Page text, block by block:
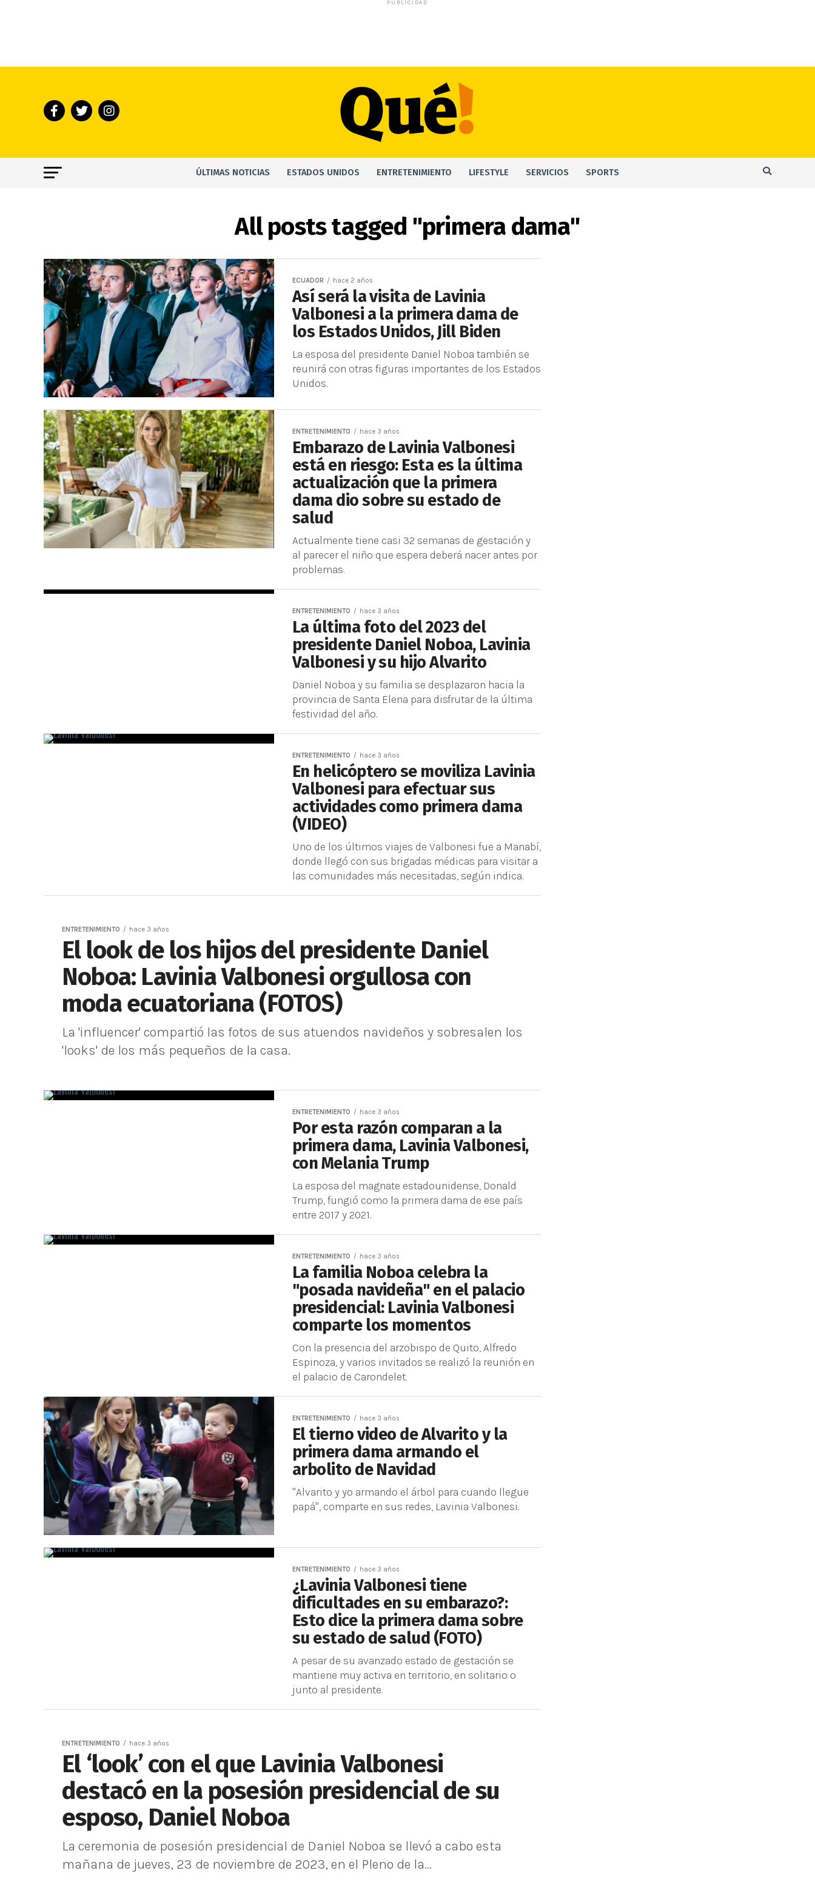
PUBLICIDAD
ÚLTIMAS NOTICIAS ESTADOS UNIDOS ENTRETENIMIENTO LIFESTYLE SERVICIOS SPORTS
All posts tagged "primera dama"
ECUADOR hace 2 años
Así será la visita de Lavinia
Valbonesi a la primera dama de
los Estados Unidos, Jill Biden
La esposa del presidente Daniel Noboa también se
reunirá con otras figuras importantes de los Estados
Unidos.
ENTRETENIMIENTO hace 3 años
Embarazo de Lavinia Valbonesi
está en riesgo: Esta es la última
actualización que la primera
dama dio sobre su estado de
salud
Actualmente tiene casi 32 semanas de gestación y
al parecer el niño que espera deberá nacer antes por
problemas.
ENTRETENIMIENTO hace 3 años
La última foto del 2023 del
presidente Daniel Noboa, Lavinia
Valbonesi y su hijo Alvarito
Daniel Noboa y su familia se desplazaron hacia la
provincia de Santa Elena para disfrutar de la última
festividad del año.
ENTRETENIMIENTO hace 3 años
En helicóptero se moviliza Lavinia
Valbonesi para efectuar sus
actividades como primera dama
(VIDEO)
Uno de los últimos viajes de Valbonesi fue a Manabí,
donde llegó con sus brigadas médicas para visitar a
las comunidades más necesitadas, según indica.
ENTRETENIMIENTO hace 3 años
El look de los hijos del presidente Daniel
Noboa: Lavinia Valbonesi orgullosa con
moda ecuatoriana (FOTOS)
La 'influencer' compartió las fotos de sus atuendos navideños y sobresalen los
'looks' de los más pequeños de la casa.
ENTRETENIMIENTO hace 3 años
Por esta razón comparan a la
primera dama, Lavinia Valbonesi,
con Melania Trump
La esposa del magnate estadounidense, Donald
Trump, fungió como la primera dama de ese país
entre 2017 y 2021.
ENTRETENIMIENTO hace 3 años
La familia Noboa celebra la
"posada navideña" en el palacio
presidencial: Lavinia Valbonesi
comparte los momentos
Con la presencia del arzobispo de Quito, Alfredo
Espinoza, y varios invitados se realizó la reunión en
el palacio de Carondelet.
ENTRETENIMIENTO hace 3 años
El tierno video de Alvarito y la
primera dama armando el
arbolito de Navidad
"Alvarito y yo armando el árbol para cuando llegue
papá", comparte en sus redes, Lavinia Valbonesi.
ENTRETENIMIENTO hace 3 años
¿Lavinia Valbonesi tiene
dificultades en su embarazo?:
Esto dice la primera dama sobre
su estado de salud (FOTO)
A pesar de su avanzado estado de gestación se
mantiene muy activa en territorio, en solitario o
junto al presidente.
ENTRETENIMIENTO hace 3 años
El ‘look’ con el que Lavinia Valbonesi
destacó en la posesión presidencial de su
esposo, Daniel Noboa
La ceremonia de posesión presidencial de Daniel Noboa se llevó a cabo esta
mañana de jueves, 23 de noviembre de 2023, en el Pleno de la...